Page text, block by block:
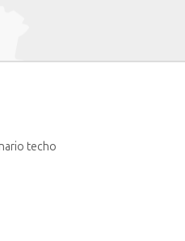
techo